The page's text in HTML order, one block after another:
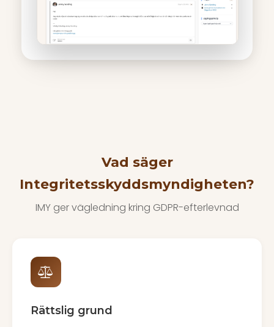
Vad säger
Integritetsskyddsmyndigheten?
IMY ger vägledning kring GDPR-efterlevnad
Rättslig grund